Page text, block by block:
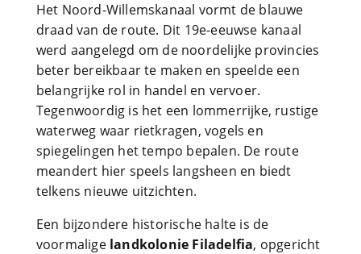
Het Noord-Willemskanaal vormt de blauwe
draad van de route. Dit 19e-eeuwse kanaal
werd aangelegd om de noordelijke provincies
beter bereikbaar te maken en speelde een
belangrijke rol in handel en vervoer.
Tegenwoordig is het een lommerrijke, rustige
waterweg waar rietkragen, vogels en
spiegelingen het tempo bepalen. De route
meandert hier speels langsheen en biedt
telkens nieuwe uitzichten.
Een bijzondere historische halte is de
voormalige landkolonie Filadelfia, opgericht